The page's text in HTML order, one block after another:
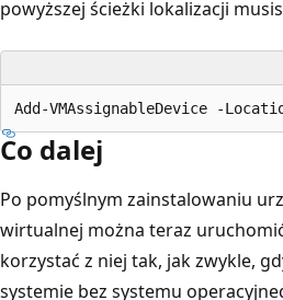
powyższej ścieżki lokalizacji
Co dalej
Po pomyślnym zainstalowaniu
wirtualnej można teraz
korzystać z niej tak, jak zwykle,
systemie bez systemu